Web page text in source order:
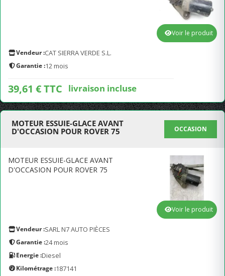
Vendeur :CAT SIERRA VERDE S.L.
Garantie :12 mois
39,61 € TTC livraison incluse
Voir le produit
MOTEUR ESSUIE-GLACE AVANT
D'OCCASION POUR ROVER 75
OCCASION
MOTEUR ESSUIE-GLACE AVANT
D'OCCASION POUR ROVER 75
Vendeur :SARL N7 AUTO PIÈCES
Garantie :24 mois
Energie :Diesel
Kilométrage :187141
Voir le produit